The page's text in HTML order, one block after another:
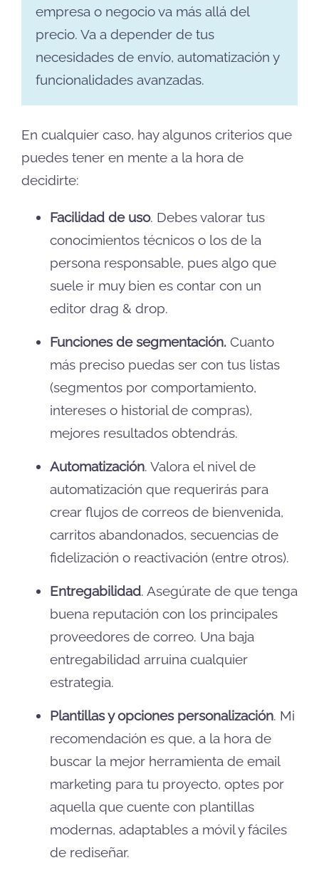
empresa o negocio va más allá del
precio. Va a depender de tus
necesidades de envío, automatización y
funcionalidades avanzadas.
En cualquier caso, hay algunos criterios que
puedes tener en mente a la hora de
decidirte:
Facilidad de uso. Debes valorar tus
conocimientos técnicos o los de la
persona responsable, pues algo que
suele ir muy bien es contar con un
editor drag & drop.
Funciones de segmentación. Cuanto
más preciso puedas ser con tus listas
(segmentos por comportamiento,
intereses o historial de compras),
mejores resultados obtendrás.
Automatización. Valora el nivel de
automatización que requerirás para
crear flujos de correos de bienvenida,
carritos abandonados, secuencias de
fidelización o reactivación (entre otros).
Entregabilidad. Asegúrate de que tenga
buena reputación con los principales
proveedores de correo. Una baja
entregabilidad arruina cualquier
estrategia.
Plantillas y opciones personalización. Mi
recomendación es que, a la hora de
buscar la mejor herramienta de email
marketing para tu proyecto, optes por
aquella que cuente con plantillas
modernas, adaptables a móvil y fáciles
de rediseñar.